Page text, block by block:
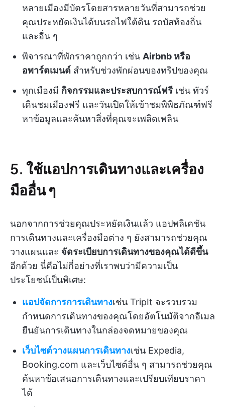
หลายเมืองมีบัตรโดยสารหลายวันที่สามารถช่วย
คุณประหยัดเงินได้บนรถไฟใต้ดิน รถบัสท้องถิ่น
และอื่น ๆ
พิจารณาที่พักราคาถูกกว่า เช่น Airbnb หรือ
อพาร์ตเมนต์ สำหรับช่วงพักผ่อนของทริปของคุณ
ทุกเมืองมี กิจกรรมและประสบการณ์ฟรี เช่น ทัวร์
เดินชมเมืองฟรี และวันเปิดให้เข้าชมพิพิธภัณฑ์ฟรี
หาข้อมูลและค้นหาสิ่งที่คุณจะเพลิดเพลิน
5. ใช้แอปการเดินทางและเครื่อง
มืออื่น ๆ
นอกจากการช่วยคุณประหยัดเงินแล้ว แอปพลิเคชัน
การเดินทางและเครื่องมือต่าง ๆ ยังสามารถช่วยคุณ
วางแผนและ จัดระเบียบการเดินทางของคุณได้ดีขึ้น
อีกด้วย นี่คือไม่กี่อย่างที่เราพบว่ามีความเป็น
ประโยชน์เป็นพิเศษ:
แอปจัดการการเดินทางเช่น TripIt จะรวบรวม
กำหนดการเดินทางของคุณโดยอัตโนมัติจากอีเมล
ยืนยันการเดินทางในกล่องจดหมายของคุณ
เว็บไซต์วางแผนการเดินทางเช่น Expedia,
Booking.com และเว็บไซต์อื่น ๆ สามารถช่วยคุณ
ค้นหาข้อเสนอการเดินทางและเปรียบเทียบราคา
ได้